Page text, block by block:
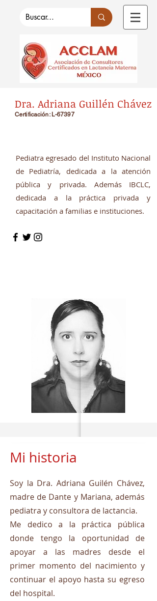
Dra. Adriana Guillén Chávez
Certificación: L-67397
Pediatra egresado del Instituto Nacional
de Pediatría, dedicada a la atención
pública y privada. Además IBCLC,
dedicada a la práctica privada y
capacitación a familias e instituciones.
Mi historia
Soy la Dra. Adriana Guilén Chávez,
madre de Dante y Mariana, además
pediatra y consultora de lactancia.
Me dedico a la práctica pública
donde tengo la oportunidad de
apoyar a las madres desde el
primer momento del nacimiento y
continuar el apoyo hasta su egreso
del hospital.